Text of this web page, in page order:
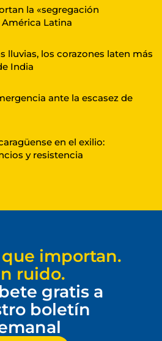
la «segregación
Latina
lluvias, los corazones laten más
India
ante la escasez de
en el exilio:
y resistencia
importan.
ruido.
gratis a
boletín